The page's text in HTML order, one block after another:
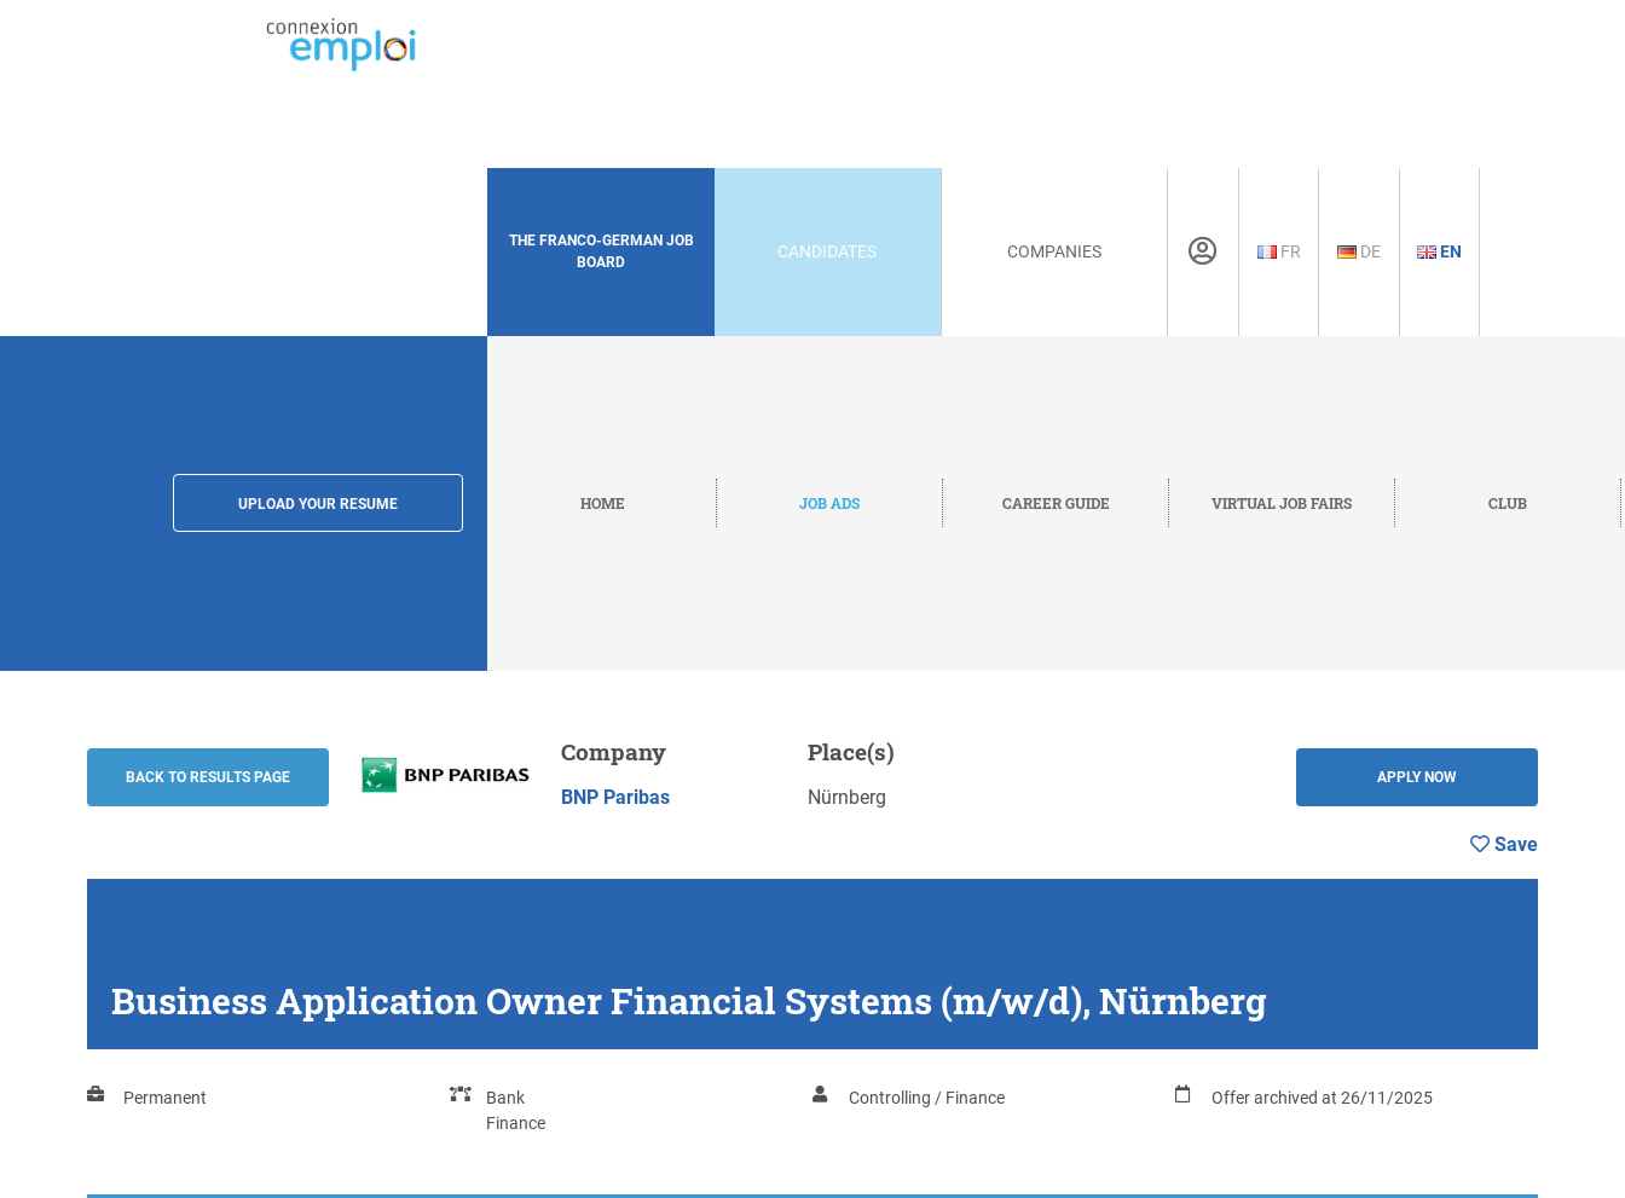
THE FRANCO-GERMAN JOB
BOARD
CANDIDATES COMPANIES FR DE EN
UPLOAD YOUR RESUME HOME JOB ADS CAREER GUIDE VIRTUAL JOB FAIRS CLUB
BNP Paribas
APPLY NOW
BACK TO RESULTS PAGE
Company
BNP Paribas
Place(s)
Nürnberg
APPLY NOW
Save
Business Application Owner Financial Systems (m/w/d), Nürnberg
Permanent
Bank
Finance
Controlling / Finance Offer archived at 26/11/2025